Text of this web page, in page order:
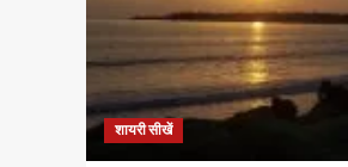
शायरी सीखें